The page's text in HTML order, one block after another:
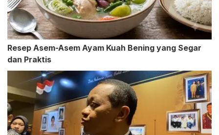
Resep Asem-Asem Ayam Kuah Bening yang Segar
dan Praktis